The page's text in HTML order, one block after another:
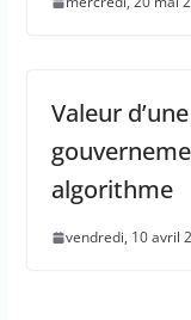
Valeur
algorithme
vendredi, 10 avril